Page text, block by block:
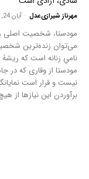
مهرناز شیرازی‌عدل - آبان 24, 1404
مودستا، شخصیت اصلی
می‌توان زنده‌ترین
نامي زنانه است كه ریشۀ
مودستا از وقاری که در
نیست و قرار است
برآوردن این نیازها از